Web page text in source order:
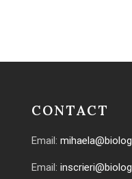
CONTACT
Email:
Email: